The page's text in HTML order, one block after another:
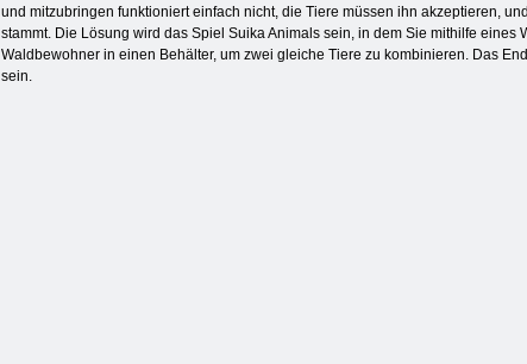
und mitzubringen funktioniert einfach nicht, die Tiere müssen ihn akzeptieren,
stammt. Die Lösung wird das Spiel Suika Animals sein, in dem Sie mithilfe
Waldbewohner in einen Behälter, um zwei gleiche Tiere zu kombinieren. Das
sein.